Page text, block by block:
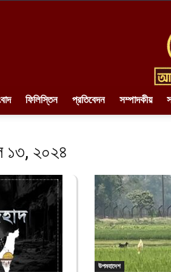
ফিলিস্তিন প্রতিবেদন সম্পাদকীয়
১৩, ২০২৪
উপমহাদেশ